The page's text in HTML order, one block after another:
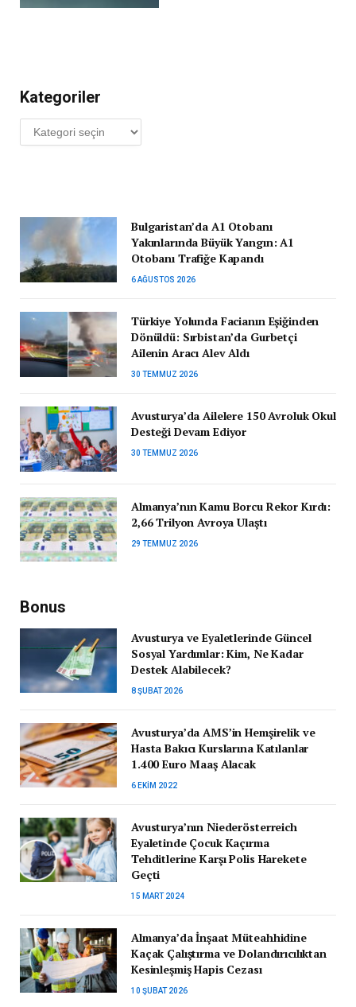
Kategoriler
Kategoriler
Bulgaristan’da A1 Otobanı
Yakınlarında Büyük Yangın: A1
Otobanı Trafiğe Kapandı
6 AĞUSTOS 2026
Türkiye Yolunda Facianın Eşiğinden
Dönüldü: Sırbistan’da Gurbetçi
Ailenin Aracı Alev Aldı
30 TEMMUZ 2026
Avusturya’da Ailelere 150 Avroluk Okul
Desteği Devam Ediyor
30 TEMMUZ 2026
Almanya’nın Kamu Borcu Rekor Kırdı:
2,66 Trilyon Avroya Ulaştı
29 TEMMUZ 2026
Bonus
Avusturya ve Eyaletlerinde Güncel
Sosyal Yardımlar: Kim, Ne Kadar
Destek Alabilecek?
8 ŞUBAT 2026
Avusturya’da AMS’in Hemşirelik ve
Hasta Bakıcı Kurslarına Katılanlar
1.400 Euro Maaş Alacak
6 EKIM 2022
Avusturya’nın Niederösterreich
Eyaletinde Çocuk Kaçırma
Tehditlerine Karşı Polis Harekete
Geçti
15 MART 2024
Almanya’da İnşaat Müteahhidine
Kaçak Çalıştırma ve Dolandırıcılıktan
Kesinleşmiş Hapis Cezası
10 ŞUBAT 2026